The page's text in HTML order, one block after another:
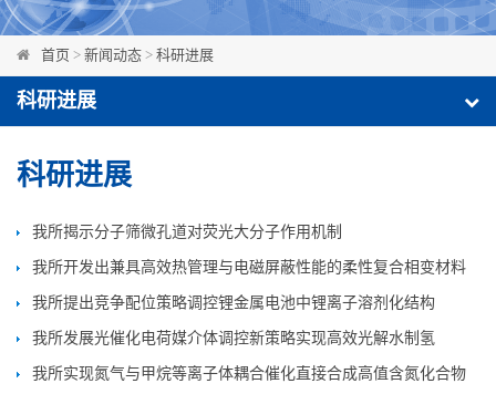
首页 > 新闻动态 > 科研进展
科研进展
科研进展
我所揭示分子筛微孔道对荧光大分子作用机制
我所开发出兼具高效热管理与电磁屏蔽性能的柔性复合相变材料
我所提出竞争配位策略调控锂金属电池中锂离子溶剂化结构
我所发展光催化电荷媒介体调控新策略实现高效光解水制氢
我所实现氮气与甲烷等离子体耦合催化直接合成高值含氮化合物